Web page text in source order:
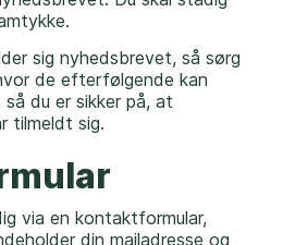
sig nyhedsbrevet, så sørg
de efterfølgende kan
du er sikker på, at
tilmeldt sig.
via en kontaktformular,
din mailadresse og